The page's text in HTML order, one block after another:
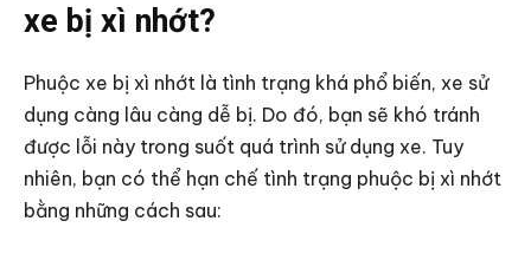
xe bị xì nhớt?
Phuộc xe bị xì nhớt là tình trạng khá phổ biến, xe sử
dụng càng lâu càng dễ bị. Do đó, bạn sẽ khó tránh
được lỗi này trong suốt quá trình sử dụng xe. Tuy
nhiên, bạn có thể hạn chế tình trạng phuộc bị xì nhớt
bằng những cách sau: